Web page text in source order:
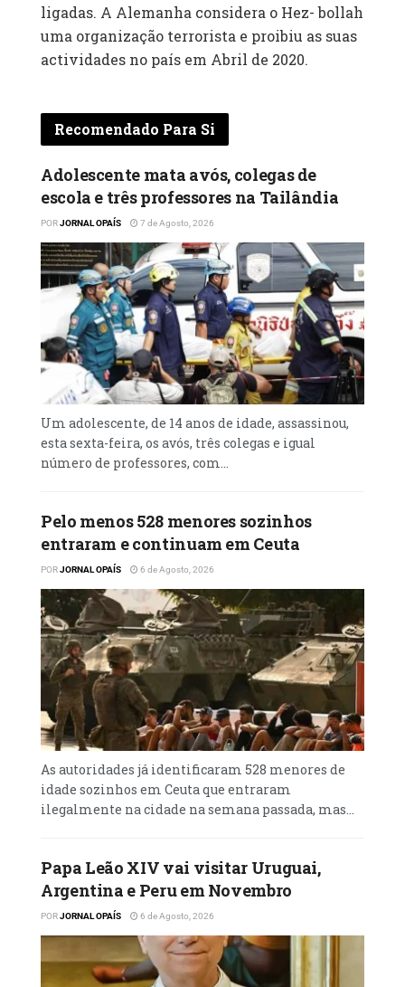
ligadas. A Alemanha considera o Hez- bollah
uma organização terrorista e proibiu as suas
actividades no país em Abril de 2020.
Recomendado Para Si
Adolescente mata avós, colegas de
escola e três professores na Tailândia
PORJORNAL OPAÍS 7 de Agosto, 2026
Um adolescente, de 14 anos de idade, assassinou,
esta sexta-feira, os avós, três colegas e igual
número de professores, com...
Pelo menos 528 menores sozinhos
entraram e continuam em Ceuta
PORJORNAL OPAÍS 6 de Agosto, 2026
As autoridades já identificaram 528 menores de
idade sozinhos em Ceuta que entraram
ilegalmente na cidade na semana passada, mas...
Papa Leão XIV vai visitar Uruguai,
Argentina e Peru em Novembro
PORJORNAL OPAÍS 6 de Agosto, 2026